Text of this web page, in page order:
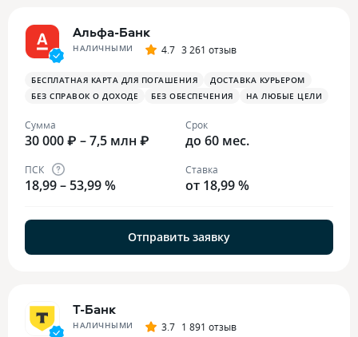
Альфа-Банк
НАЛИЧНЫМИ 4.7 3 261 отзыв
БЕСПЛАТНАЯ КАРТА ДЛЯ ПОГАШЕНИЯ
ДОСТАВКА КУРЬЕРОМ
БЕЗ СПРАВОК О ДОХОДЕ
БЕЗ ОБЕСПЕЧЕНИЯ НА ЛЮБЫЕ ЦЕЛИ
Сумма
30 000 ₽ – 7,5 млн ₽
Срок
до 60 мес.
ПСК
18,99 – 53,99 %
Ставка
от 18,99 %
Отправить заявку
Т-Банк
НАЛИЧНЫМИ 3.7 1 891 отзыв